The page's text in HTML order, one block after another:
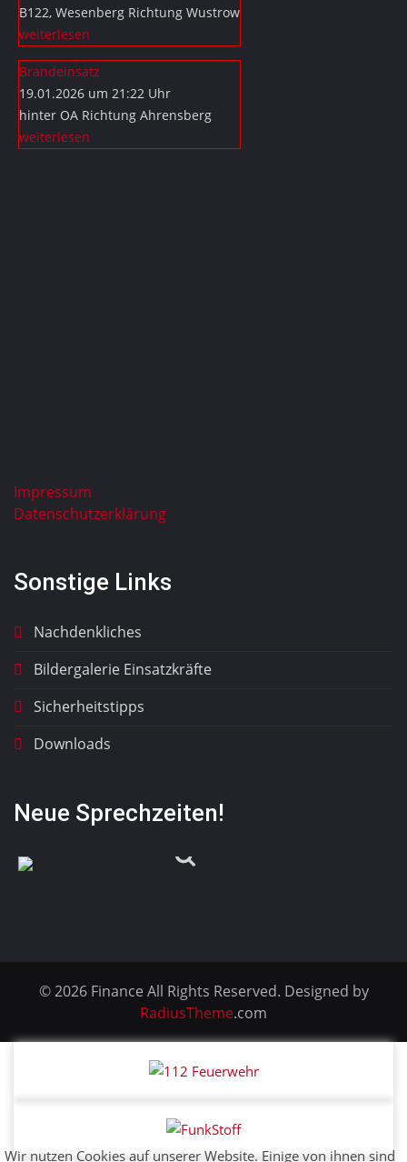
B122, Wesenberg Richtung Wustrow
weiterlesen
Brandeinsatz
19.01.2026 um 21:22 Uhr
hinter OA Richtung Ahrensberg
weiterlesen
Impressum
Datenschutzerklärung
Sonstige Links
Nachdenkliches
Bildergalerie Einsatzkräfte
Sicherheitstipps
Downloads
Neue Sprechzeiten!
© 2026 Finance All Rights Reserved. Designed by
RadiusTheme.com
Wir nutzen Cookies auf unserer Website. Einige von ihnen sind